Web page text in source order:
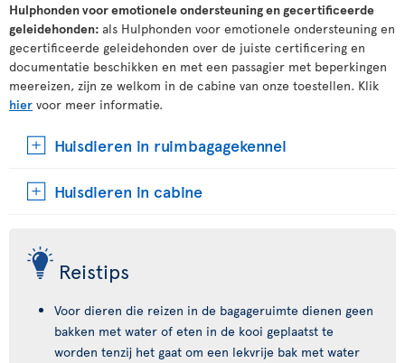
Hulphonden voor emotionele ondersteuning en gecertificeerde
geleidehonden: als Hulphonden voor emotionele ondersteuning en
gecertificeerde geleidehonden over de juiste certificering en
documentatie beschikken en met een passagier met beperkingen
meereizen, zijn ze welkom in de cabine van onze toestellen. Klik
hier voor meer informatie.
Huisdieren in ruimbagagekennel
Huisdieren in cabine
Reistips
Voor dieren die reizen in de bagageruimte dienen geen
bakken met water of eten in de kooi geplaatst te
worden tenzij het gaat om een lekvrije bak met water